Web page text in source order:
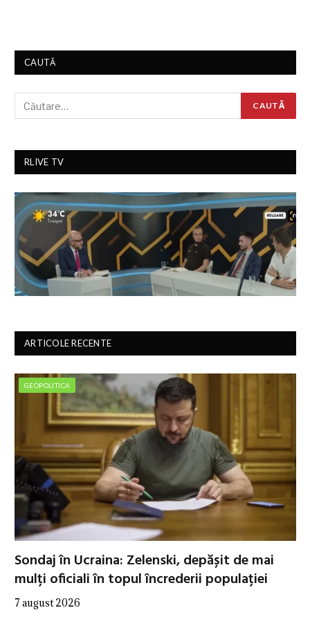
CAUTĂ
RLIVE TV
ARTICOLE RECENTE
GEOPOLITICA
Sondaj în Ucraina: Zelenski, depășit de mai
mulți oficiali în topul încrederii populației
7 august 2026